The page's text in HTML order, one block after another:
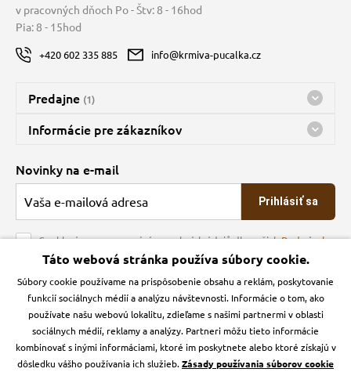
v pracovných dňoch Po - Štv: 8 - 16hod
Pia: 8 - 15hod
+420 602 335 885 info@krmiva-pucalka.cz
Predajne (1)
Predajňa a sklad Kbely
Bohužiaľ, momentálne máme zatvorené
Informácie pre zákazníkov
O spoločnosti
Veľkoobchod
Obchodné podmienky
Kontakt
Podmienky ochrany osobných údajov
Zásady používanie cookies a Google Analytics
Novinky na e-mail
Prihlásiť sa
Souhlasím se zpracováním osobních údajů dle našichPodmínek
ochrany osobních údajů
Krmiva Pučálka na sociálnych sieťach
Instagran Facebook
Táto webová stránka používa súbory cookie.
Súbory cookie používame na prispôsobenie obsahu a reklám, poskytovanie
funkcií sociálnych médií a analýzu návštevnosti. Informácie o tom, ako
používate našu webovú lokalitu, zdieľame s našimi partnermi v oblasti
sociálnych médií, reklamy a analýzy. Partneri môžu tieto informácie
kombinovať s inými informáciami, ktoré im poskytnete alebo ktoré získajú v
dôsledku vášho používania ich služieb.Zásady používania súborov cookie